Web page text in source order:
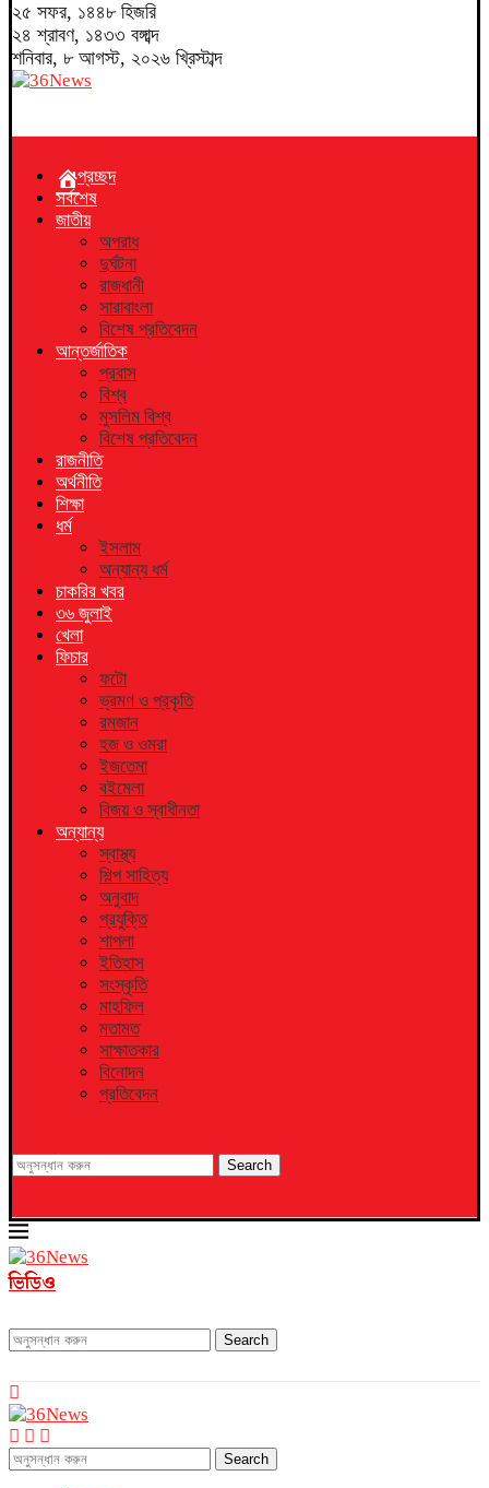
২৫ সফর, ১৪৪৮ হিজরি
২৪ শ্রাবণ, ১৪৩৩ বঙ্গাব্দ
শনিবার, ৮ আগস্ট, ২০২৬ খ্রিস্টাব্দ
প্রচ্ছদ
সর্বশেষ
জাতীয়
অপরাধ
দুর্ঘটনা
রাজধানী
সারাবাংলা
বিশেষ প্রতিবেদন
আন্তর্জাতিক
প্রবাস
বিশ্ব
মুসলিম বিশ্ব
বিশেষ প্রতিবেদন
রাজনীতি
অর্থনীতি
শিক্ষা
ধর্ম
ইসলাম
অন্যান্য ধর্ম
চাকরির খবর
৩৬ জুলাই
খেলা
ফিচার
ফটো
ভ্রমণ ও প্রকৃতি
রমজান
হজ ও ওমরা
ইজতেমা
বইমেলা
বিজয় ও স্বাধীনতা
অন্যান্য
স্বাস্থ্য
শিল্প সাহিত্য
অনুবাদ
প্রযুক্তি
শাপলা
ইতিহাস
সংস্কৃতি
মাহফিল
মতামত
সাক্ষাতকার
বিনোদন
প্রতিবেদন
Search
ভিডিও
Search
Search